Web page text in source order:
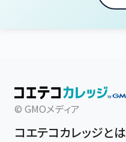
© GMOメディア
コエテコカレッジとは